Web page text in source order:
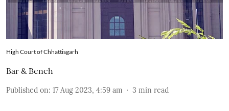
High Court of Chhattisgarh
Bar & Bench
Published on: 17 Aug 2023, 4:59 am 3 min read